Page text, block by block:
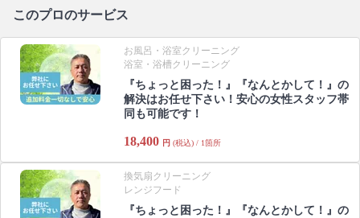
このプロのサービス
お風呂・浴室クリーニング
浴室・浴槽クリーニング
『ちょっと困った！』『なんとかして！』の
解決はお任せ下さい！安心の女性スタッフ帯
同も可能です！
18,400 円 (税込) / 1箇所
換気扇クリーニング
レンジフード
『ちょっと困った！』『なんとかして！』の